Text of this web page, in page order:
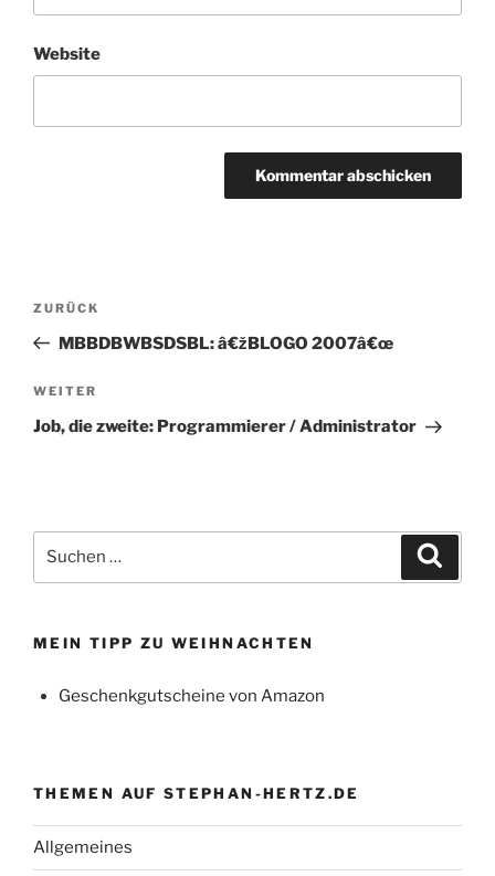
Website
Beitragsnavigation
Vorheriger
Beitrag
ZURÜCK
MBBDBWBSDSBL: â€žBLOGO 2007â€œ
Nächster
Beitrag
WEITER
Job, die zweite: Programmierer / Administrator
nach:
MEIN TIPP ZU WEIHNACHTEN
Geschenkgutscheine von Amazon
THEMEN AUF STEPHAN-HERTZ.DE
Allgemeines